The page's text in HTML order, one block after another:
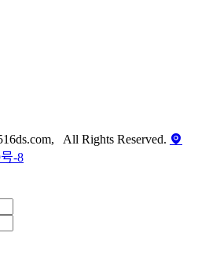
All Rights Reserved.
-8